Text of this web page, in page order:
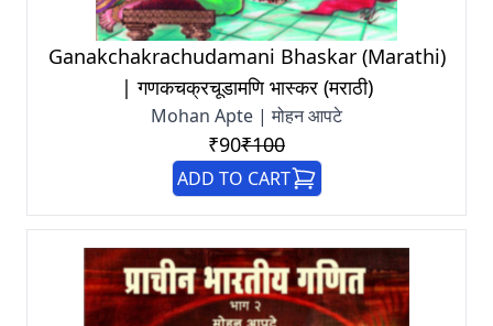
Ganakchakrachudamani Bhaskar (Marathi)
| गणकचक्रचूडामणि भास्कर (मराठी)
Mohan Apte | मोहन आपटे
₹90₹100
ADD TO CART